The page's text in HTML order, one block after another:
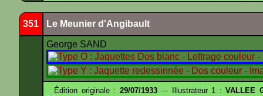
351 Le Meunier d'Angibault
George SAND
Édition originale : 29/07/1933--- Illustrateur 1 :VALLEE